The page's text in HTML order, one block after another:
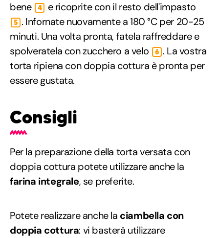
bene
4 e ricoprite con il resto dell'impasto
5 . Infornate nuovamente a 180 °C per 20-25
minuti. Una volta pronta, fatela raffreddare e
spolveratela con zucchero a velo
6 . La vostra
torta ripiena con doppia cottura è pronta per
essere gustata.
Consigli
Per la preparazione della torta versata con
doppia cottura potete utilizzare anche la
farina integrale, se preferite.
Potete realizzare anche la ciambella con
doppia cottura: vi basterà utilizzare